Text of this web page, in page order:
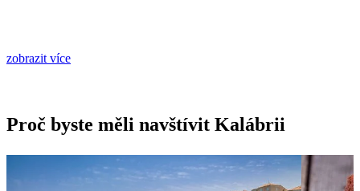
zobrazit více
Proč byste měli navštívit Kalábrii